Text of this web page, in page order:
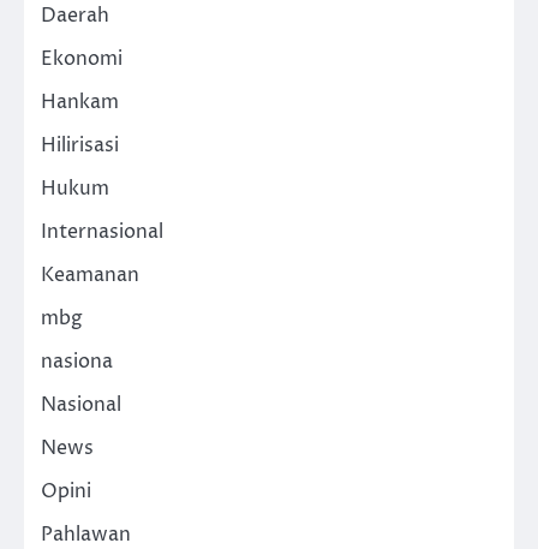
Daerah
Ekonomi
Hankam
Hilirisasi
Hukum
Internasional
Keamanan
mbg
nasiona
Nasional
News
Opini
Pahlawan